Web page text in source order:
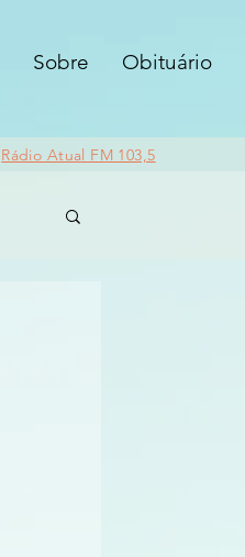
Sobre Obituário
Rádio Atual FM 103,5